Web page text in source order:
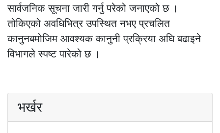
सार्वजनिक सूचना जारी गर्नु परेको जनाएको छ ।
तोकिएको अवधिभित्र उपस्थित नभए प्रचलित
कानुनबमोजिम आवश्यक कानुनी प्रक्रिया अघि बढाइने
विभागले स्पष्ट पारेको छ ।
भर्खर